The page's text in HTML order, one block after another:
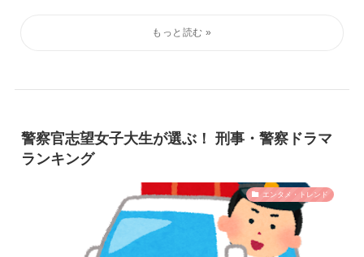
警察官志望女子大生が選ぶ！ 刑事・警察ドラマ
ランキング
エンタメ・トレンド